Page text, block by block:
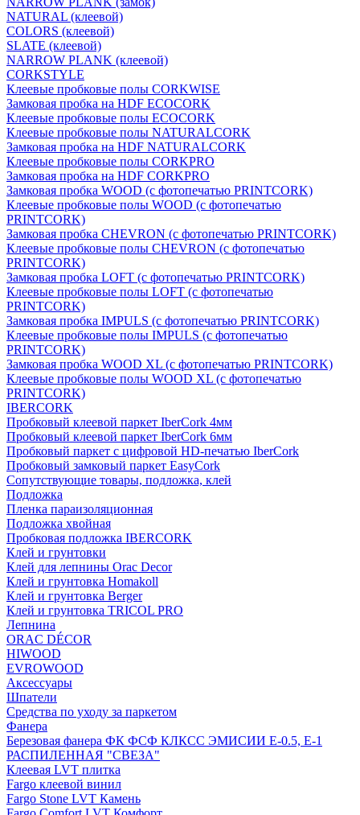
NATURAL (клеевой)
COLORS (клеевой)
SLATE (клеевой)
NARROW PLANK (клеевой)
CORKSTYLE
Клеевые пробковые полы CORKWISE
Замковая пробка на HDF ECOCORK
Клеевые пробковые полы ECOCORK
Клеевые пробковые полы NATURALCORK
Замковая пробка на HDF NATURALCORK
Клеевые пробковые полы CORKPRO
Замковая пробка на HDF CORKPRO
Замковая пробка WOOD (с фотопечатью PRINTCORK)
Клеевые пробковые полы WOOD (с фотопечатью
PRINTCORK)
Замковая пробка CHEVRON (с фотопечатью PRINTCORK)
Клеевые пробковые полы CHEVRON (с фотопечатью
PRINTCORK)
Замковая пробка LOFT (с фотопечатью PRINTCORK)
Клеевые пробковые полы LOFT (с фотопечатью
PRINTCORK)
Замковая пробка IMPULS (с фотопечатью PRINTCORK)
Клеевые пробковые полы IMPULS (с фотопечатью
PRINTCORK)
Замковая пробка WOOD XL (с фотопечатью PRINTCORK)
Клеевые пробковые полы WOOD XL (с фотопечатью
PRINTCORK)
IBERCORK
Пробковый клеевой паркет IberCork 4мм
Пробковый клеевой паркет IberCork 6мм
Пробковый паркет с цифровой HD-печатью IberCork
Пробковый замковый паркет EasyCork
Сопутствующие товары, подложка, клей
Подложка
Пленка параизоляционная
Подложка хвойная
Пробковая подложка IBERCORK
Клей и грунтовки
Клей для лепнины Orac Decor
Клей и грунтовка Homakoll
Клей и грунтовка Berger
Клей и грунтовка TRICOL PRO
Лепнина
ORAC DÉCOR
HIWOOD
EVROWOOD
Аксессуары
Шпатели
Средства по уходу за паркетом
Фанера
Березовая фанера ФК ФСФ КЛКСС ЭМИСИИ Е-0.5, Е-1
РАСПИЛЕННАЯ "СВЕЗА"
Клеевая LVT плитка
Fargo клеевой винил
Fargo Stone LVT Камень